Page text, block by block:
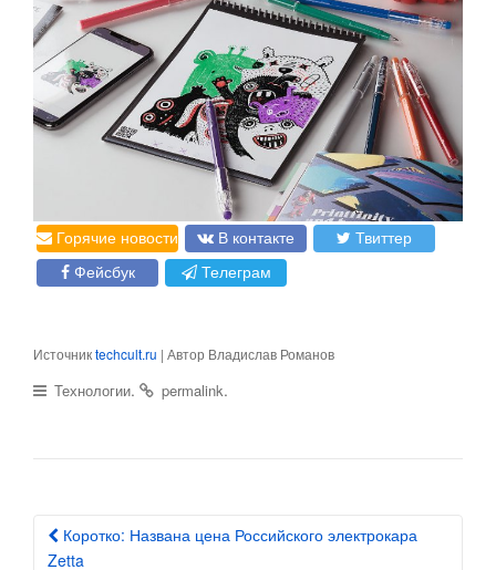
Горячие новости В контакте
Твиттер
Фейсбук
Телеграм
Источникtechcult.ru | Автор Владислав Романов
Технологии. permalink.
Post navigation
Коротко: Названа цена Российского электрокара
Zetta